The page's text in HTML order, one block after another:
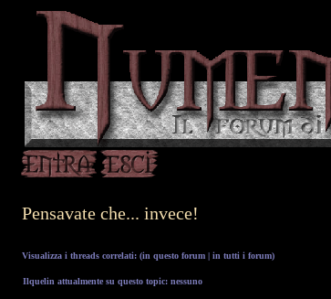
Pensavate che... invece!
Visualizza i threads correlati: (in questo forum| in tutti i forum)
Ilquelin attualmente su questo topic: nessuno